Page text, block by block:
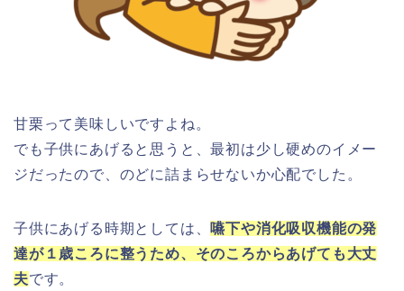
甘栗って美味しいですよね。
でも子供にあげると思うと、最初は少し硬めのイメー
ジだったので、のどに詰まらせないか心配でした。
子供にあげる時期としては、 嚥下や消化吸収機能の発
達が１歳ころに整うため、そのころからあげても大丈
夫です。